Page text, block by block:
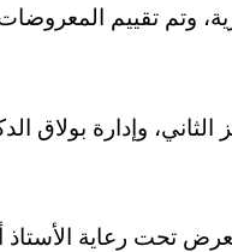
وتم تقييم
وإدارة بولاق
تحت رعاية